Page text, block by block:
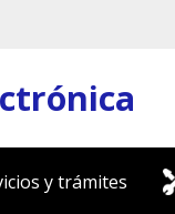
y trámites